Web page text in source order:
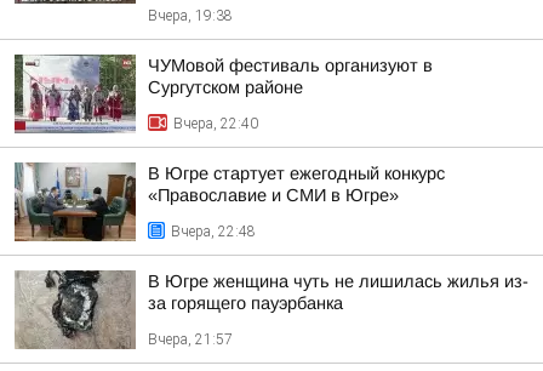
Вчера, 19:38
ЧУМовой фестиваль организуют в
Сургутском районе
Вчера, 22:40
В Югре стартует ежегодный конкурс
«Православие и СМИ в Югре»
Вчера, 22:48
В Югре женщина чуть не лишилась жилья из-
за горящего пауэрбанка
Вчера, 21:57